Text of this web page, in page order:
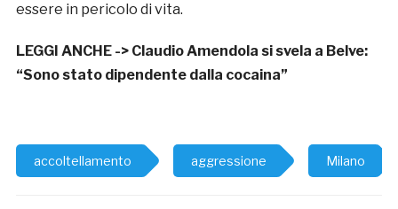
essere in pericolo di vita.
LEGGI ANCHE -> Claudio Amendola si svela a Belve:
“Sono stato dipendente dalla cocaina”
accoltellamento aggressione Milano